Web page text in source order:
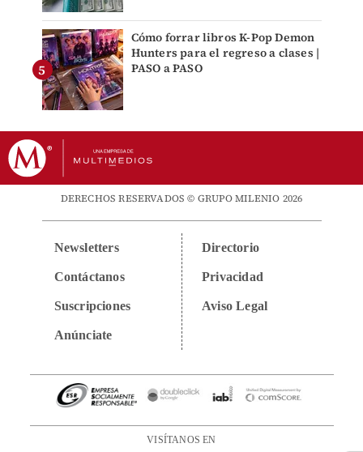
Cómo forrar libros K-Pop Demon
Hunters para el regreso a clases |
PASO a PASO
DERECHOS RESERVADOS © GRUPO MILENIO 2026
Newsletters
Contáctanos
Suscripciones
Anúnciate
Directorio
Privacidad
Aviso Legal
VISÍTANOS EN